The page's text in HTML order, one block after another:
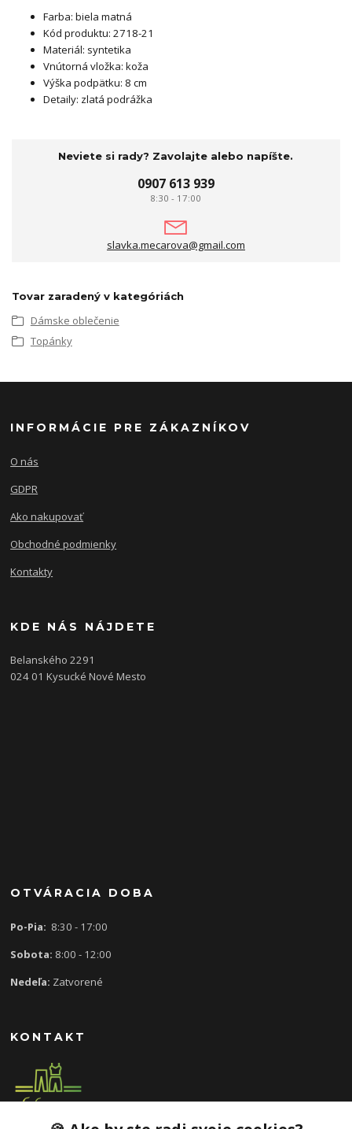
Farba: biela matná
Kód produktu: 2718-21
Materiál: syntetika
Vnútorná vložka: koža
Výška podpätku: 8 cm
Detaily: zlatá podrážka
Neviete si rady? Zavolajte alebo napíšte.
0907 613 939
8:30 - 17:00
slavka.mecarova@gmail.com
Tovar zaradený v kategóriách
Dámske oblečenie
Topánky
INFORMÁCIE PRE ZÁKAZNÍKOV
O nás
GDPR
Ako nakupovať
Obchodné podmienky
Kontakty
KDE NÁS NÁJDETE
Belanského 2291
024 01 Kysucké Nové Mesto
OTVÁRACIA DOBA
Po-Pia: 8:30 - 17:00
Sobota: 8:00 - 12:00
Nedeľa: Zatvorené
KONTAKT